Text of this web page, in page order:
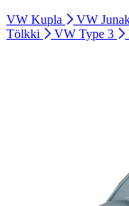
VW Kupla
VW
Tölkki
VW Type 3